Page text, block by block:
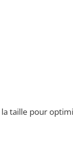
taille pour